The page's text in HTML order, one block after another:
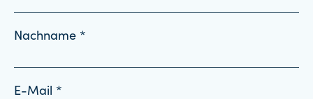
Nachname *
E-Mail *